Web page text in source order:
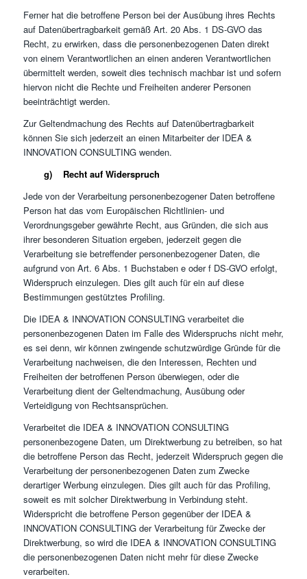
Ferner hat die betroffene Person bei der Ausübung ihres Rechts
auf Datenübertragbarkeit gemäß Art. 20 Abs. 1 DS-GVO das
Recht, zu erwirken, dass die personenbezogenen Daten direkt
von einem Verantwortlichen an einen anderen Verantwortlichen
übermittelt werden, soweit dies technisch machbar ist und sofern
hiervon nicht die Rechte und Freiheiten anderer Personen
beeinträchtigt werden.
Zur Geltendmachung des Rechts auf Datenübertragbarkeit
können Sie sich jederzeit an einen Mitarbeiter der IDEA &
INNOVATION CONSULTING wenden.
g) Recht auf Widerspruch
Jede von der Verarbeitung personenbezogener Daten betroffene
Person hat das vom Europäischen Richtlinien- und
Verordnungsgeber gewährte Recht, aus Gründen, die sich aus
ihrer besonderen Situation ergeben, jederzeit gegen die
Verarbeitung sie betreffender personenbezogener Daten, die
aufgrund von Art. 6 Abs. 1 Buchstaben e oder f DS-GVO erfolgt,
Widerspruch einzulegen. Dies gilt auch für ein auf diese
Bestimmungen gestütztes Profiling.
Die IDEA & INNOVATION CONSULTING verarbeitet die
personenbezogenen Daten im Falle des Widerspruchs nicht mehr,
es sei denn, wir können zwingende schutzwürdige Gründe für die
Verarbeitung nachweisen, die den Interessen, Rechten und
Freiheiten der betroffenen Person überwiegen, oder die
Verarbeitung dient der Geltendmachung, Ausübung oder
Verteidigung von Rechtsansprüchen.
Verarbeitet die IDEA & INNOVATION CONSULTING
personenbezogene Daten, um Direktwerbung zu betreiben, so hat
die betroffene Person das Recht, jederzeit Widerspruch gegen die
Verarbeitung der personenbezogenen Daten zum Zwecke
derartiger Werbung einzulegen. Dies gilt auch für das Profiling,
soweit es mit solcher Direktwerbung in Verbindung steht.
Widerspricht die betroffene Person gegenüber der IDEA &
INNOVATION CONSULTING der Verarbeitung für Zwecke der
Direktwerbung, so wird die IDEA & INNOVATION CONSULTING
die personenbezogenen Daten nicht mehr für diese Zwecke
verarbeiten.